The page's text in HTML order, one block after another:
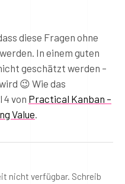
diese Fragen ohne
In einem guten
geschätzt werden –
😉 Wie das
von Practical Kanban –
Value.
nicht verfügbar. Schreib